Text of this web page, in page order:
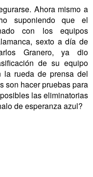
Ahora mismo a
suponiendo que el
con los equipos
sexto a día de
Granero, ya dio
de su equipo
la rueda de prensa del
son hacer pruebas para
las eliminatorias
de esperanza azul?